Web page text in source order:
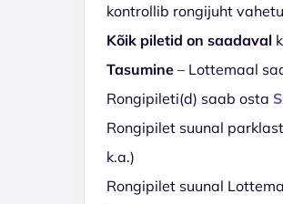
kontrollib rongijuht
Kõik piletid on saadaval
Tasumine – Lottemaal
Rongipileti(d) saab osta
Rongipilet suunal
k.a.)
Rongipilet suunal